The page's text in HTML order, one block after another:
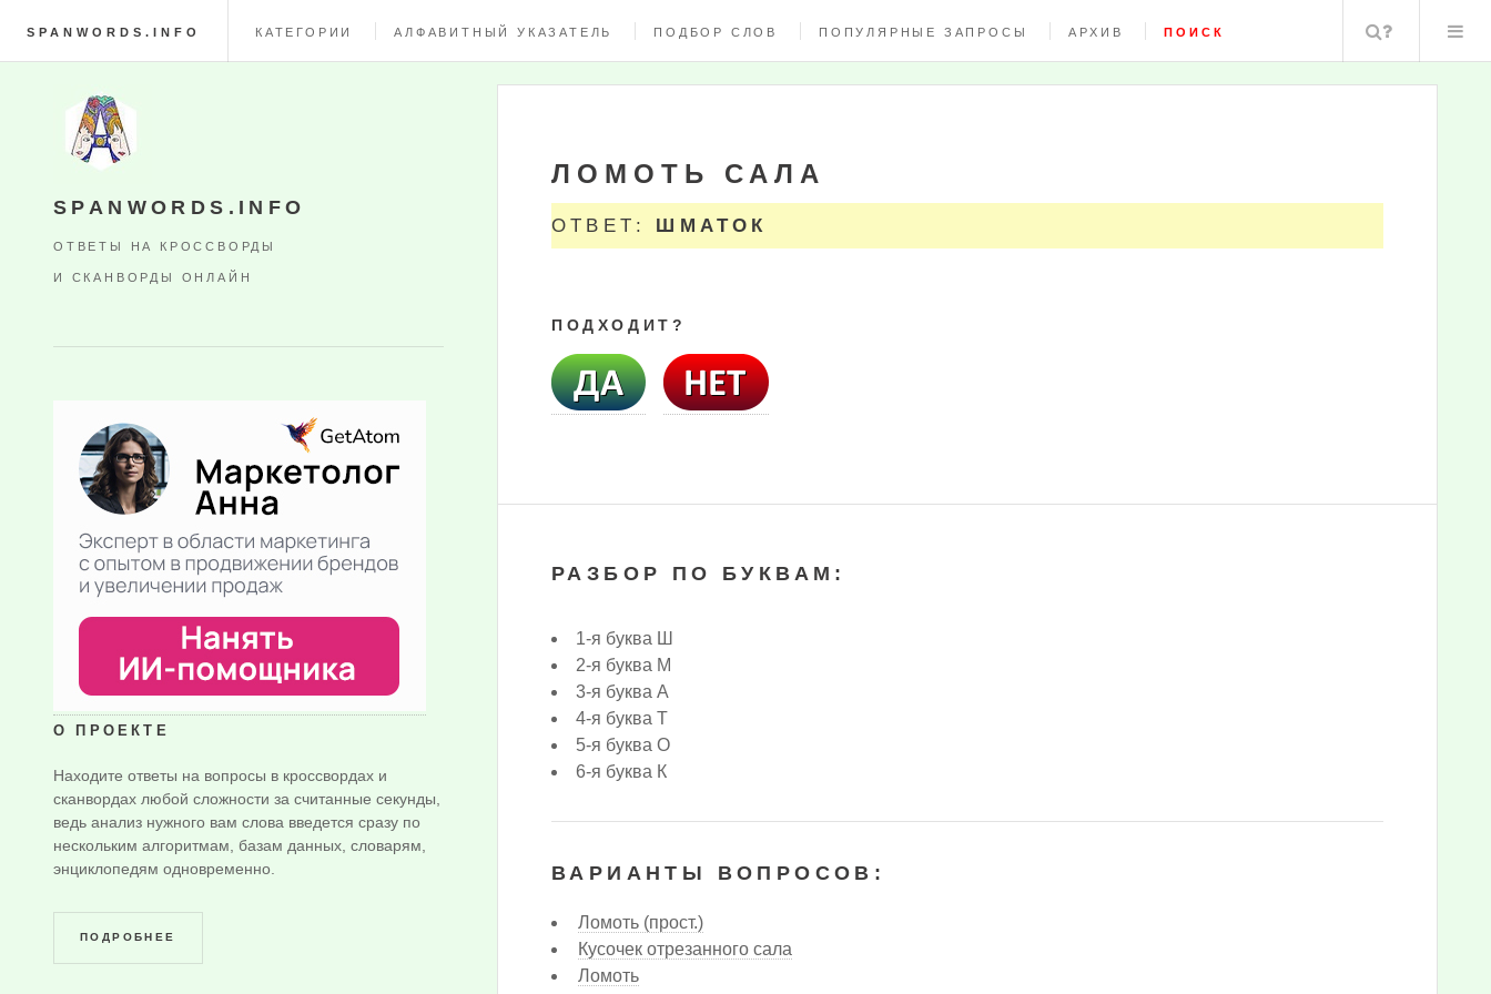
SPANWORDS.INFO КАТЕГОРИИ АЛФАВИТНЫЙ УКАЗАТЕЛЬ ПОДБОР СЛОВ ПОПУЛЯРНЫЕ ЗАПРОСЫ АРХИВ ПОИСК Поиск
ЛОМОТЬ САЛА
ОТВЕТ: ШМАТОК
ПОДХОДИТ?
РАЗБОР ПО БУКВАМ:
1-я буква Ш
2-я буква М
3-я буква А
4-я буква Т
5-я буква О
6-я буква К
ВАРИАНТЫ ВОПРОСОВ:
Ломоть (прост.)
Кусочек отрезанного сала
Ломоть
SPANWORDS.INFO
ОТВЕТЫ НА КРОССВОРДЫ
И СКАНВОРДЫ ОНЛАЙН
О ПРОЕКТЕ
Находите ответы на вопросы в кроссвордах и
сканвордах любой сложности за считанные секунды,
ведь анализ нужного вам слова введется сразу по
нескольким алгоритмам, базам данных, словарям,
энциклопедям одновременно.
ПОДРОБНЕЕ